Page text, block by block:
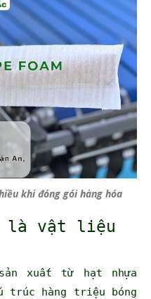
khi đóng gói hàng hóa
là vật liệu
xuất từ hạt nhựa
trúc hàng triệu bóng